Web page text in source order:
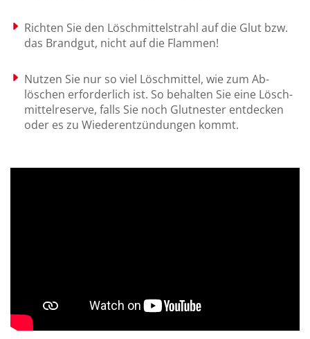
Richten Sie den Lösch­mittel­strahl auf die Glut bzw.
das Brand­gut, nicht auf die Flammen!
Nutzen Sie nur so viel Lösch­mittel, wie zum Ab­
löschen er­for­der­lich ist. So be­halten Sie eine Lösch­
mittel­reserve, falls Sie noch Glut­nester ent­decken
oder es zu Wieder­ent­zün­dungen kommt.